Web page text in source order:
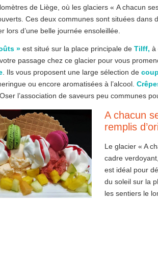
de Liège, où les glaciers « A chacun
Ces deux communes sont situées dans
lors d’une belle journée ensoleillée.
»est situé sur la place principale de Tilff, à
passage chez ce glacier pour vous
. Ils vous proposent une large sélection de
ou encore aromatisées à l’alcool.
l’association de saveurs peu communes
A chacun
remplis
Le glacier « A
cadre
est idéal pour
du soleil sur la
les sentiers le